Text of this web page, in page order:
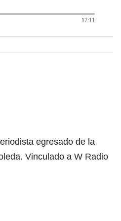
17:11
egresado de la
Vinculado a W Radio